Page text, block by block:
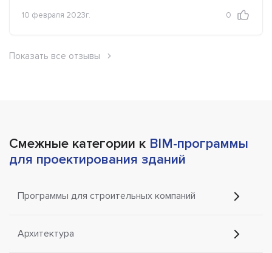
10 февраля 2023г. 0
Показать все отзывы
Смежные категории к BIM-программы
для проектирования зданий
Программы для строительных компаний
Архитектура